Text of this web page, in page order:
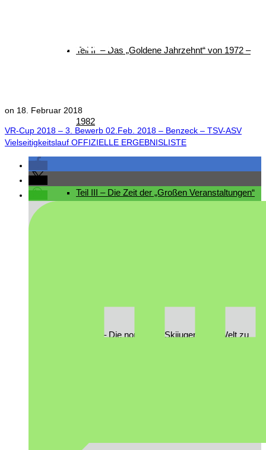
Teil II – Das „Goldene Jahrzehnt“ von 1972 –
1982
Teil III – Die Zeit der „Großen Veranstaltungen“
Teil IV – Die nordische Skijugend der Welt zu
TSV-ASV
on 18. Februar 2018
VR-Cup 2018 – 3. Bewerb 02.Feb. 2018 – Benzeck – TSV-ASV
Vielseitigkeitslauf OFFIZIELLE ERGEBNISLISTE